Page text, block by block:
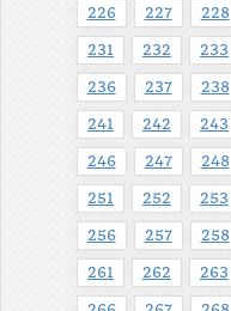
226 227 228
231 232 233
236 237 238
241 242 243
246 247 248
251 252 253
256 257 258
261 262 263